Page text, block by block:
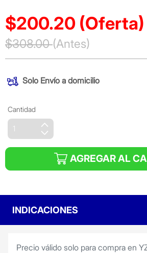
$200.20 (Oferta)
Precio reducido de
$308.00(Antes)
SoloEnvío a domicilio
Cantidad
AGREGAR AL
INDICACIONES
Precio válido solo para compra en